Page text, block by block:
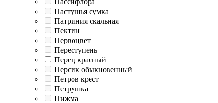
Пастушья сумка
Патриния скальная
Пектин
Первоцвет
Переступень
Перец красный
Персик обыкновенный
Петров крест
Петрушка
Пижма